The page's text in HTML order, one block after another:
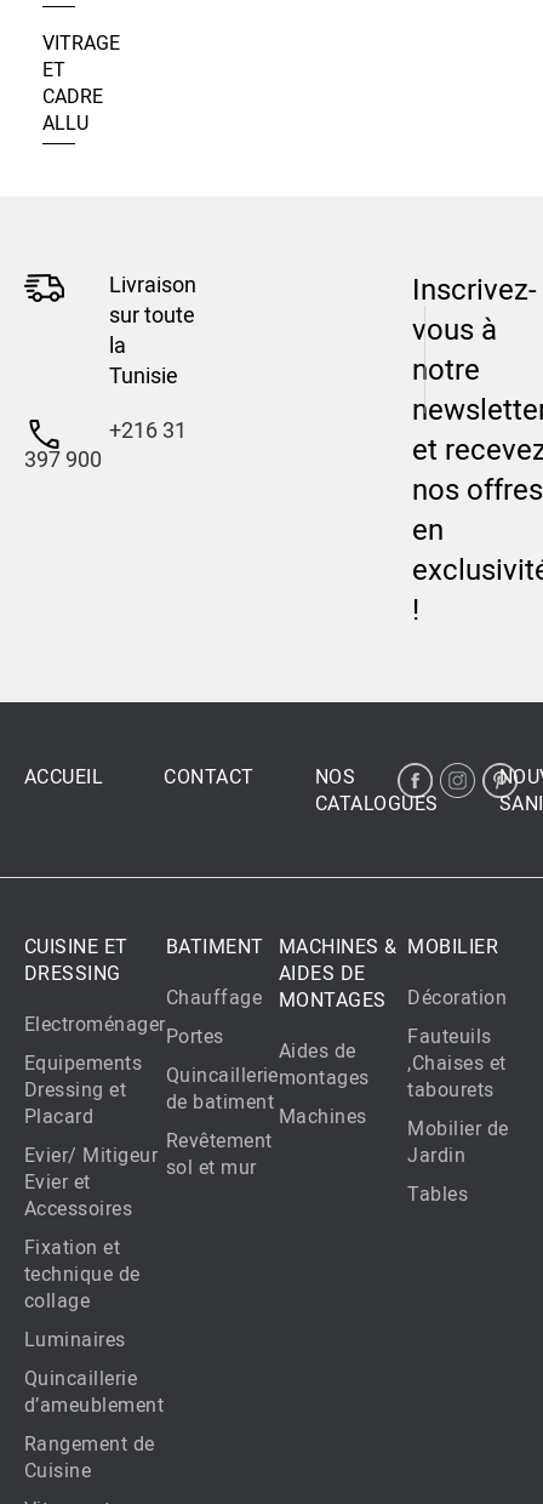
VITRAGE
ET
CADRE
ALLU
Livraison
sur toute
la
Tunisie
+216 31
397 900
Inscrivez-
vous à
notre
et
nos offres
en
!
ACCUEIL CONTACT
NOS
CATALOGUES
CUISINE ET
DRESSING
Electroménager
Equipements
Dressing et
Placard
Evier/ Mitigeur
Evier et
Accessoires
Fixation et
technique de
collage
Luminaires
Quincaillerie
d’ameublement
Rangement de
Cuisine
BATIMENT
Chauffage
Portes
Quincaillerie
de batiment
Revêtement
sol et mur
MACHINES &
AIDES DE
MONTAGES
Aides de
montages
Machines
MOBILIER
Décoration
Fauteuils
,Chaises et
tabourets
Mobilier de
Jardin
Tables